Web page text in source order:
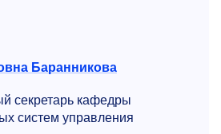
Баранникова
секретарь кафедры
систем управления